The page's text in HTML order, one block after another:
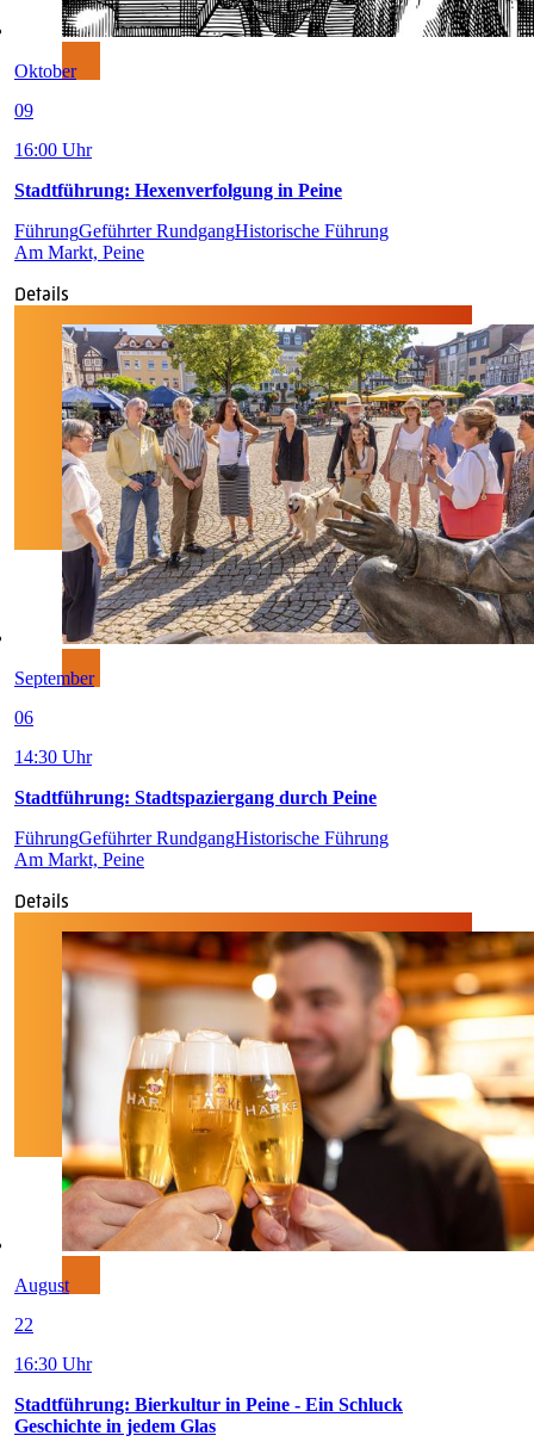
Oktober
09
16:00 Uhr
Stadtführung: Hexenverfolgung in Peine
FührungGeführter RundgangHistorische Führung
Am Markt, Peine
Details
September
06
14:30 Uhr
Stadtführung: Stadtspaziergang durch Peine
FührungGeführter RundgangHistorische Führung
Am Markt, Peine
Details
August
22
16:30 Uhr
Stadtführung: Bierkultur in Peine - Ein Schluck
Geschichte in jedem Glas